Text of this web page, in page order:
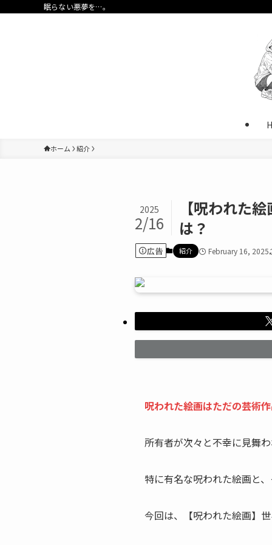
眠らない悪夢を…。
ホーム 紹介
【呪われた
は？
2025
2/16
広告 紹介 February 16, 2025
呪われた絵画はただの芸術
所有者が次々と不幸に見舞
特に有名な呪われた絵画と
今回は、【呪われた絵画】